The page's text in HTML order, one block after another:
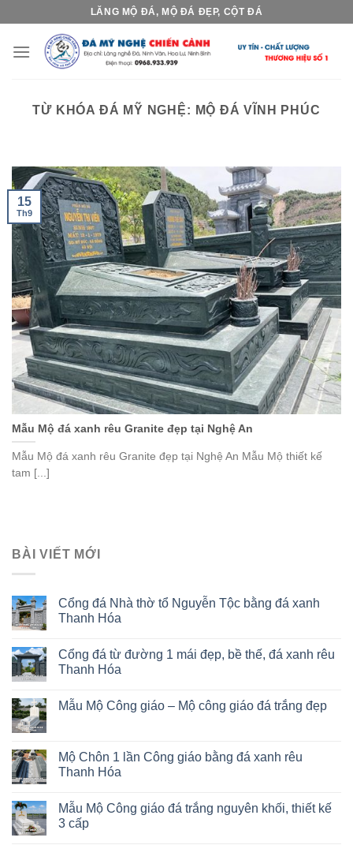
content
LĂNG MỘ ĐÁ, MỘ ĐÁ ĐẸP, CỘT ĐÁ
TỪ KHÓA ĐÁ MỸ NGHỆ: MỘ ĐÁ VĨNH PHÚC
Mẫu Mộ đá xanh rêu Granite đẹp tại Nghệ An
Mẫu Mộ đá xanh rêu Granite đẹp tại Nghệ An Mẫu Mộ thiết kế
tam [...]
15
Th9
BÀI VIẾT MỚI
Cổng đá Nhà thờ tổ Nguyễn Tộc bằng đá xanh
Thanh Hóa
Cổng đá từ đường 1 mái đẹp, bề thế, đá xanh rêu
Thanh Hóa
Mẫu Mộ Công giáo – Mộ công giáo đá trắng đẹp
Mộ Chôn 1 lần Công giáo bằng đá xanh rêu
Thanh Hóa
Mẫu Mộ Công giáo đá trắng nguyên khối, thiết kế
3 cấp